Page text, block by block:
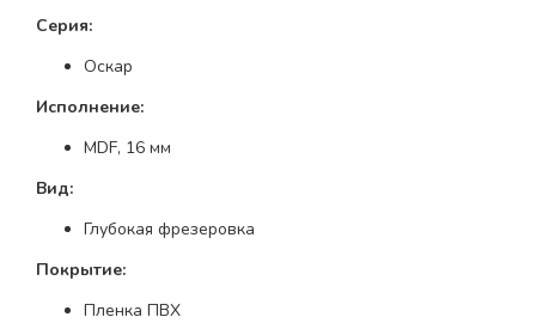
Серия:
Оскар
Исполнение:
MDF, 16 мм
Вид:
Глубокая фрезеровка
Покрытие:
Пленка ПВХ